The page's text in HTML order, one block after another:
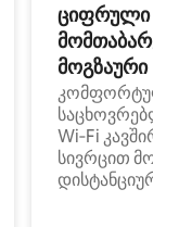
ციფრული
მოგზაური
კომფორტული
Wi‑Fi
სივრცით
დისტანციური